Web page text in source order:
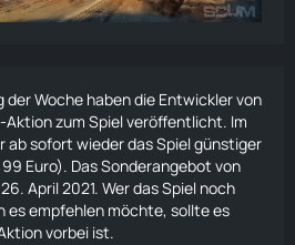
Woche haben die Entwickler von
Aktion zum Spiel veröffentlicht. Im
ab sofort wieder das Spiel günstiger
Euro). Das Sonderangebot von
April 2021. Wer das Spiel noch
es empfehlen möchte, sollte es
vorbei ist.